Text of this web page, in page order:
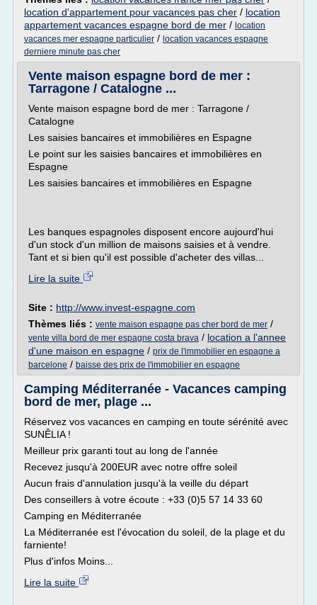
location d'appartement pour vacances pas cher / location
appartement vacances espagne bord de mer / location
vacances mer espagne particulier / location vacances espagne
derniere minute pas cher
Vente maison espagne bord de mer :
Tarragone / Catalogne ...
Vente maison espagne bord de mer : Tarragone /
Catalogne
Les saisies bancaires et immobilières en Espagne
Le point sur les saisies bancaires et immobilières en
Espagne
Les saisies bancaires et immobilières en Espagne
Les banques espagnoles disposent encore aujourd'hui
d'un stock d'un million de maisons saisies et à vendre.
Tant et si bien qu'il est possible d'acheter des villas...
Lire la suite
Site : http://www.invest-espagne.com
Thèmes liés : vente maison espagne pas cher bord de mer /
vente villa bord de mer espagne costa brava / location a l'annee
d'une maison en espagne / prix de l'immobilier en espagne a
barcelone / baisse des prix de l'immobilier en espagne
Camping Méditerranée - Vacances camping
bord de mer, plage ...
Réservez vos vacances en camping en toute sérénité avec
SUNÊLIA !
Meilleur prix garanti tout au long de l'année
Recevez jusqu'à 200EUR avec notre offre soleil
Aucun frais d'annulation jusqu'à la veille du départ
Des conseillers à votre écoute : +33 (0)5 57 14 33 60
Camping en Méditerranée
La Méditerranée est l'évocation du soleil, de la plage et du
farniente!
Plus d'infos Moins...
Lire la suite